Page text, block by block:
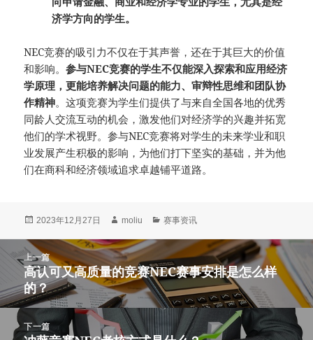
济学方向的学生。
NEC竞赛的吸引力不仅在于其声誉，还在于其巨大的价值
和影响。参与NEC竞赛的学生不仅能深入探索和应用经济
学原理，更能培养解决问题的能力、审辩性思维和团队协
作精神。这项竞赛为学生们提供了与来自全国各地的优秀
同龄人交流互动的机会，激发他们对经济学的兴趣并拓宽
他们的学术视野。参与NEC竞赛将对学生的未来学业和职
业发展产生积极的影响，为他们打下坚实的基础，并为他
们在商科和经济领域追求卓越铺平道路。
发
于
2023年12月27日
作
moliu
分
赛事资讯
航
上一篇
上
篇
文
章：
高认可又高质量的竞赛NEC赛事安排是怎么样
的？
下一篇